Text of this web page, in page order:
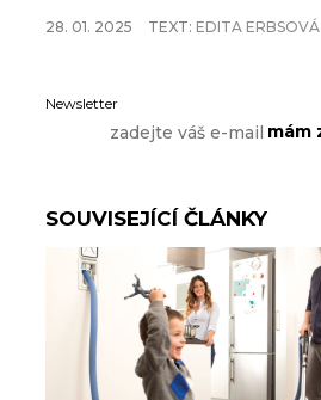
28. 01. 2025 TEXT: EDITA ERBSOVÁ
Newsletter
SOUVISEJÍCÍ ČLÁNKY